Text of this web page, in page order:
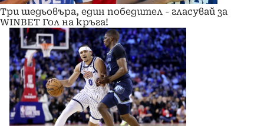
Три шедьовъра, един победител - гласувай за
WINBET Гол на кръга!